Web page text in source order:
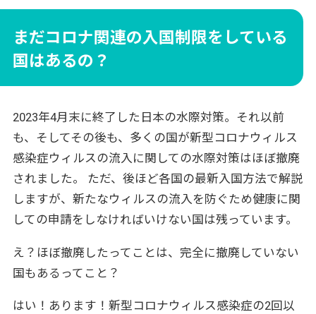
これ海外旅行の基本
ヨーロッパ（シェンゲン協定加盟国）2024年3
月31日最新情報
グアム※2024年4月30日最新情報
サイパン※2024年4月30日最新情報
アジアの国々は入国方法がバラバラ！
香港※2024年4月30日最新情報
カンボジア※2024年4月30日最新情報
インドネシア（バリ島含む）※2024年4月30日
最新情報
ベトナム※2024年4月30日最新情報
まだコロナ関連の入国制限をしている
国はあるの？
2023年4月末に終了した日本の水際対策。それ以前
も、そしてその後も、多くの国が新型コロナウィルス
感染症ウィルスの流入に関しての水際対策はほぼ撤廃
されました。 ただ、後ほど各国の最新入国方法で解説
しますが、新たなウィルスの流入を防ぐため健康に関
しての申請をしなければいけない国は残っています。
え？ほぼ撤廃したってことは、完全に撤廃していない
国もあるってこと？
はい！あります！新型コロナウィルス感染症の2回以